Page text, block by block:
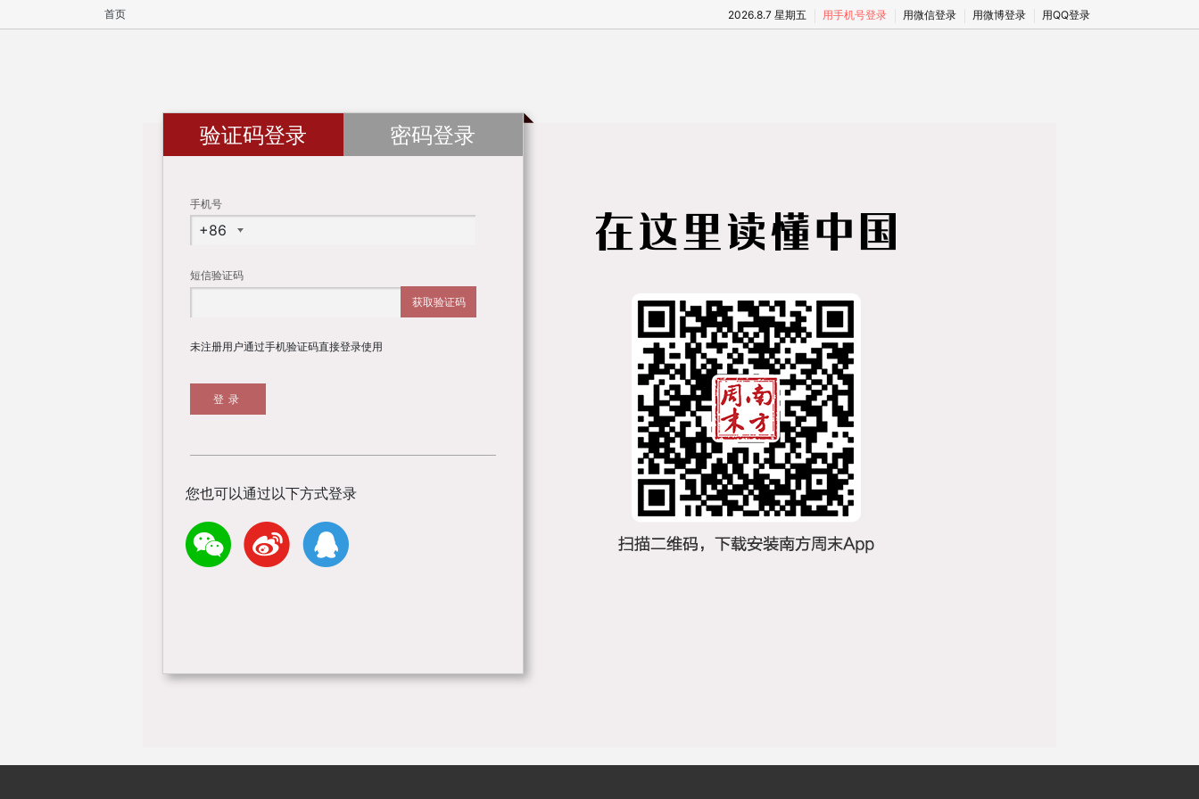
首页 2026.8.7 星期五 用手机号登录 用微信登录 用微博登录 用QQ登录
验证码登录 密码登录
手机号
短信验证码
获取验证码
未注册用户通过手机验证码直接登录使用
登录
您也可以通过以下方式登录